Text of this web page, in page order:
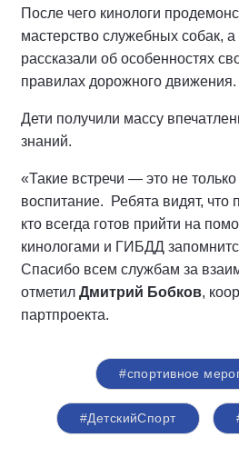
После чего кинологи
мастерство служебных собак,
рассказали об особенностях
правилах дорожного движения.
Дети получили массу
знаний.
«Такие встречи — это не
воспитание. Ребята видят, что
кто всегда готов прийти на
кинологами и ГИБДД
Спасибо всем службам за
отметил Дмитрий Бобков,
партпроекта.
#спортивное
#ДетскийСпорт